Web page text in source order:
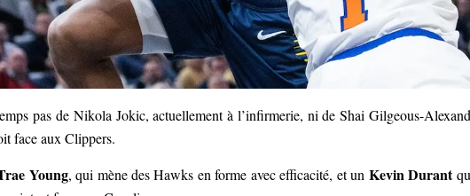
pas de Nikola Jokic, actuellement à l’infirmerie, ni de Shai Gilgeous-
face aux Clippers.
Young, qui mène des Hawks en forme avec efficacité, et un Kevin Durant